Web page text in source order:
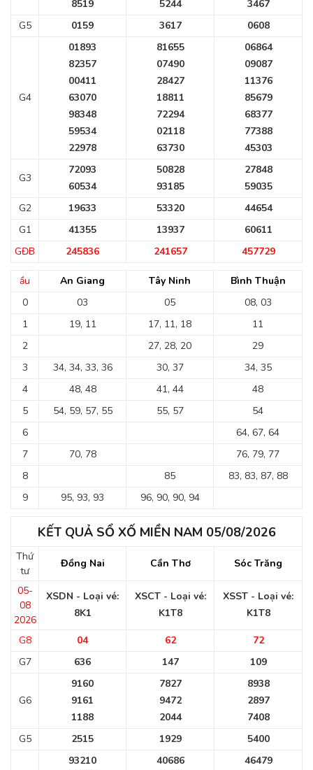
8519
5244
3467
G5
0159 3617 0608
G4
01893
82357
00411
63070
98348
59534
22978
81655
07490
28427
18811
72294
02118
63730
06864
09087
11376
85679
68377
77388
45303
G3
72093
60534
50828
93185
27848
59035
G2
19633 53320
44654
G1
41355 13937
60611
GĐB
245836 241657 457729
ầu An Giang Tây Ninh
Bình Thuận
0
03 05
08, 03
1
19, 11 17, 11, 18
11
2
27, 28, 20
29
3
34, 34, 33, 36 30, 37
34, 35
4
48, 48 41, 44
48
5
54, 59, 57, 55 55, 57
54
6
64, 67, 64
7
70, 78
76, 79, 77
8
85
83, 83, 87, 88
9
95, 93, 93 96, 90, 90, 94
KẾT QUẢ SỔ XỐ MIỀN NAM 05/08/2026
Thứ
tư
Đồng Nai Cần Thơ Sóc Trăng
05-
08
2026
XSDN - Loại vé:
8K1
XSCT - Loại vé:
K1T8
XSST - Loại vé:
K1T8
G8 04 62
72
G7
636 147 109
G6
9160
9161
1188
7827
9472
2044
8938
2897
7408
G5
2515 1929 5400
93210
40686
46479